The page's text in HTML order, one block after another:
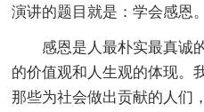
演讲的题目就是：学会感恩。
感恩是人最朴实最真诚
的价值观和人生观的体现。
那些为社会做出贡献的人们